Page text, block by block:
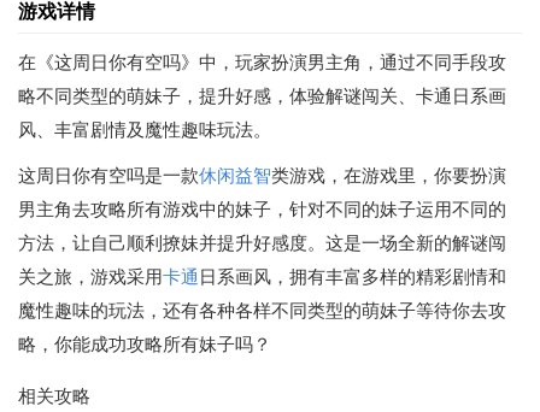
游戏详情
在《这周日你有空吗》中，玩家扮演男主角，通过不同手段攻
略不同类型的萌妹子，提升好感，体验解谜闯关、卡通日系画
风、丰富剧情及魔性趣味玩法。
这周日你有空吗是一款休闲益智类游戏，在游戏里，你要扮演
男主角去攻略所有游戏中的妹子，针对不同的妹子运用不同的
方法，让自己顺利撩妹并提升好感度。这是一场全新的解谜闯
关之旅，游戏采用卡通 日系画风，拥有丰富多样的精彩剧情和
魔性趣味的玩法，还有各种各样不同类型的萌妹子等待你去攻
略，你能成功攻略所有妹子吗？
相关攻略